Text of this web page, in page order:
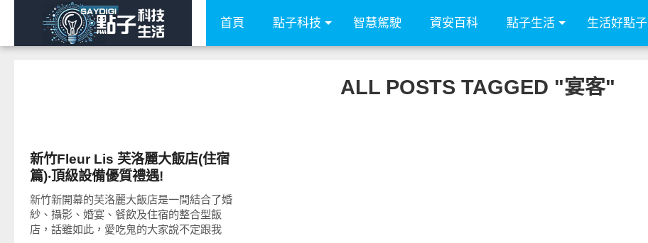
首頁 點子科技 智慧駕駛 資安百科 點子生活 生活好點子
ALL POSTS TAGGED "宴客"
新竹Fleur Lis 芙洛麗大飯店(住宿
篇)‧頂級設備優質禮遇!
新竹新開幕的芙洛麗大飯店是一間結合了婚
紗、攝影、婚宴、餐飲及住宿的整合型飯
店，話雖如此，愛吃鬼的大家說不定跟我